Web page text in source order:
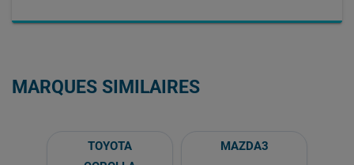
MARQUES SIMILAIRES
TOYOTA
MAZDA3